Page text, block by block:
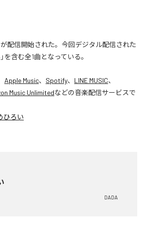
が配信開始された。今回デジタル配信された
を含む全1曲となっている。
Apple Music、 Spotify、 LINE MUSIC、
Music Unlimitedなどの音楽配信サービスで
ひろい
DADA